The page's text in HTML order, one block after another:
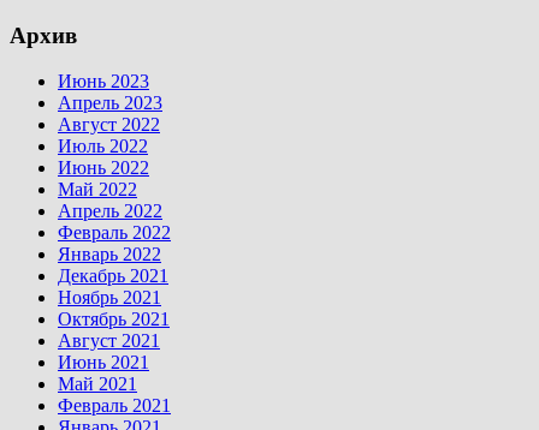
Архив
Июнь 2023
Апрель 2023
Август 2022
Июль 2022
Июнь 2022
Май 2022
Апрель 2022
Февраль 2022
Январь 2022
Декабрь 2021
Ноябрь 2021
Октябрь 2021
Август 2021
Июнь 2021
Май 2021
Февраль 2021